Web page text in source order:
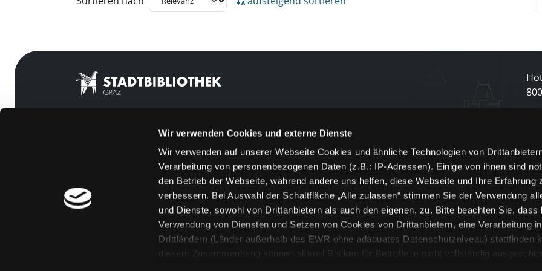
Wir verwenden Cookies und externe Dienste
Wir verwenden auf unserer Webseite Cookies und ähnliche Technologien von
Verarbeitung von personenbezogenen Daten (z.B.: IP-Adressen). Einige von ihnen sind
den Betrieb der Webseite, während andere uns helfen, diese Webseite und Ihre Erfahrung
verbessern. Bei Auswahl der Schaltfläche „Alle zulassen“ stimmen Sie der Verwendung
und Dienste, sowohl von Drittanbietern als auch den eigenen, zu. Bitte beachten Sie, dass
Verwendung von Diensten und Setzen von Cookies von Drittanbietern, eine Verarbeitung
Drittländern (Länder außerhalb des EWR ohne adäquates Datenschutzniveau) stattfinden
diesem Zusammenhang können aktuell Risiken für Betroffene nicht vollständig
800
[kju:b]
Feedback
Kontakt
Über uns
Jobs
Medienwunsch
FAQs